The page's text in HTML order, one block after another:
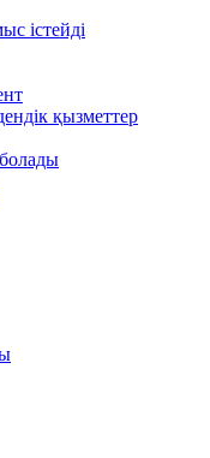
істейді
қызметтер